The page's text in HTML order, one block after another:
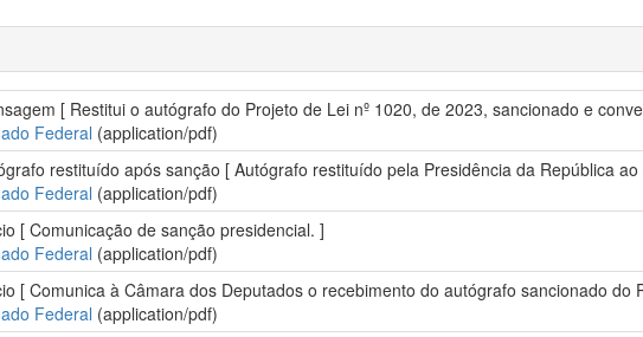
[ Restitui o autógrafo do Projeto de Lei nº 1020, de 2023, sancionado e
Federal (application/pdf)
restituído após sanção [ Autógrafo restituído pela Presidência da República
Federal (application/pdf)
[ Comunicação de sanção presidencial. ]
Federal (application/pdf)
[ Comunica à Câmara dos Deputados o recebimento do autógrafo sancionado do
Federal (application/pdf)